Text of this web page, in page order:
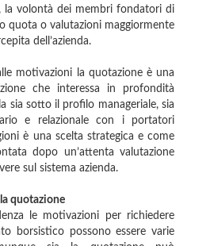
la volontà dei membri fondatori di
quota o valutazioni maggiormente
dell’azienda.
motivazioni la quotazione è una
che interessa in profondità
sia sotto il profilo manageriale, sia
e relazionale con i portatori
è una scelta strategica e come
dopo un’attenta valutazione
sul sistema azienda.
quotazione
le motivazioni per richiedere
borsistico possono essere varie